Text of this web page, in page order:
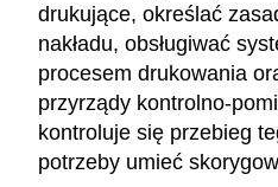
drukujące, określać
nakładu, obsługiwać
procesem drukowania
przyrządy kontrolno-
kontroluje się przebieg
potrzeby umieć